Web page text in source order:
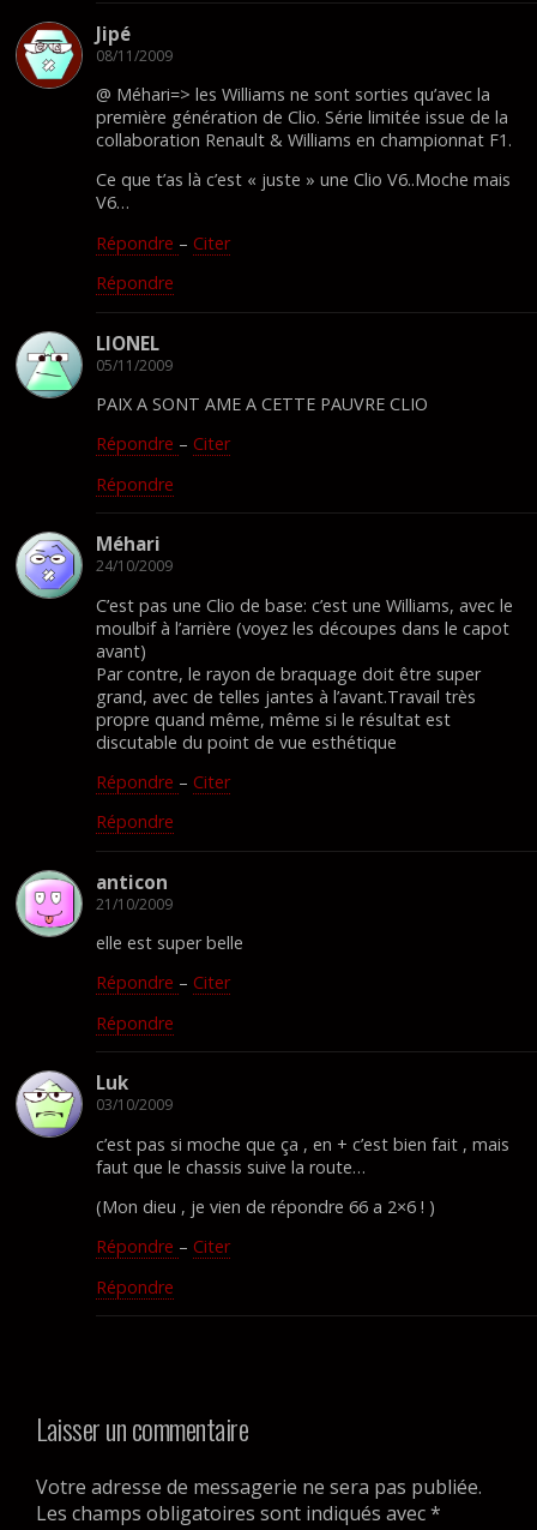
Jipé
08/11/2009
@ Méhari=> les Williams ne sont sorties qu’avec la
première génération de Clio. Série limitée issue de la
collaboration Renault & Williams en championnat F1.
Ce que t’as là c’est « juste » une Clio V6..Moche mais
V6…
Répondre – Citer
Répondre
LIONEL
05/11/2009
PAIX A SONT AME A CETTE PAUVRE CLIO
Répondre – Citer
Répondre
Méhari
24/10/2009
C’est pas une Clio de base: c’est une Williams, avec le
moulbif à l’arrière (voyez les découpes dans le capot
avant)
Par contre, le rayon de braquage doit être super
grand, avec de telles jantes à l’avant.Travail très
propre quand même, même si le résultat est
discutable du point de vue esthétique
Répondre – Citer
Répondre
anticon
21/10/2009
elle est super belle
Répondre – Citer
Répondre
Luk
03/10/2009
c’est pas si moche que ça , en + c’est bien fait , mais
faut que le chassis suive la route…
(Mon dieu , je vien de répondre 66 a 2×6 ! )
Répondre – Citer
Répondre
Laisser un commentaire
Votre adresse de messagerie ne sera pas publiée.
Les champs obligatoires sont indiqués avec*